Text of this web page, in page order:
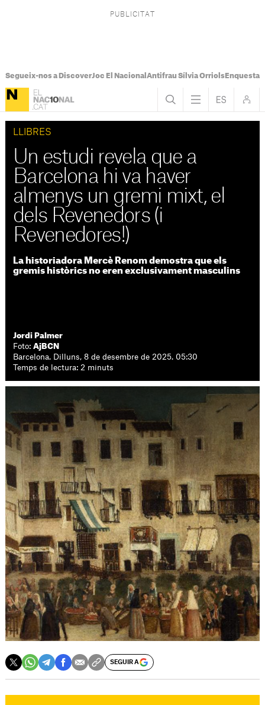
Segueix-nos a DiscoverJoc El Nacional Antifrau Sílvia OrriolsEnquesta
LLIBRES
Un estudi revela que a
Barcelona hi va haver
almenys un gremi mixt, el
dels Revenedors (i
Revenedores!)
La historiadora Mercè Renom demostra que els
gremis històrics no eren exclusivament masculins
Jordi Palmer
Foto:AjBCN
Barcelona. Dilluns, 8 de desembre de 2025. 05:30
Temps de lectura: 2 minuts
SEGUIR A